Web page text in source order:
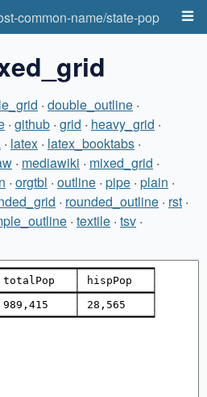
common-name/state-pop
· double_outline ·
· github · grid · heavy_grid ·
· latex · latex_booktabs ·
· mediawiki · mixed_grid ·
· orgtbl · outline · pipe · plain ·
· rounded_outline · rst ·
· textile · tsv ·